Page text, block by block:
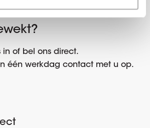
in of bel ons direct.
één werkdag contact met u op.